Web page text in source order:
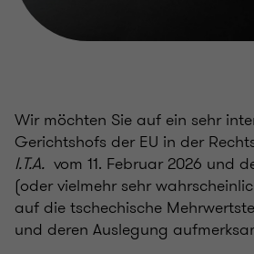
Wir möchten Sie auf ein sehr
Gerichtshofs der EU in der
I.T.A. vom 11. Februar 2026 und
(oder vielmehr sehr
auf die tschechische
und deren Auslegung